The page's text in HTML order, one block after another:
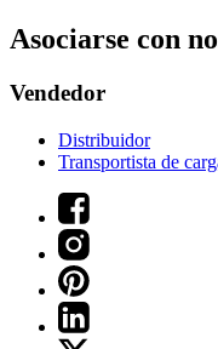
Asociarse con
Vendedor
Distribuidor
Transportista de